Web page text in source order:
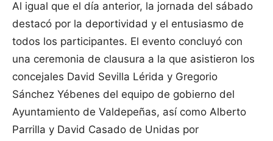
Al igual que el día anterior, la jornada del sábado
destacó por la deportividad y el entusiasmo de
todos los participantes. El evento concluyó con
una ceremonia de clausura a la que asistieron los
concejales David Sevilla Lérida y Gregorio
Sánchez Yébenes del equipo de gobierno del
Ayuntamiento de Valdepeñas, así como Alberto
Parrilla y David Casado de Unidas por